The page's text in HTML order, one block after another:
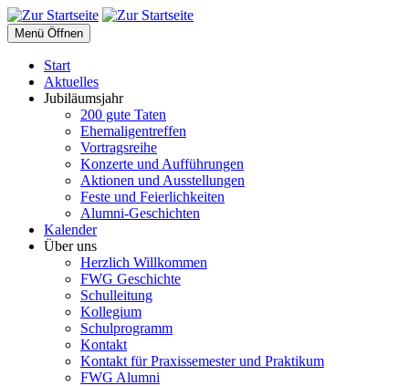
Menü Öffnen
Start
Aktuelles
Jubiläumsjahr
200 gute Taten
Ehemaligentreffen
Vortragsreihe
Konzerte und Aufführungen
Aktionen und Ausstellungen
Feste und Feierlichkeiten
Alumni-Geschichten
Kalender
Über uns
Herzlich Willkommen
FWG Geschichte
Schulleitung
Kollegium
Schulprogramm
Kontakt
Kontakt für Praxissemester und Praktikum
FWG Alumni